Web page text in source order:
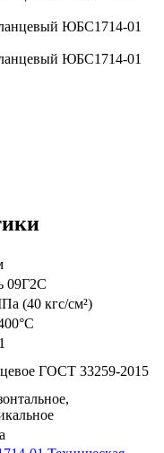
09Г2С
(40 кгс/см²)
ГОСТ 33259-2015